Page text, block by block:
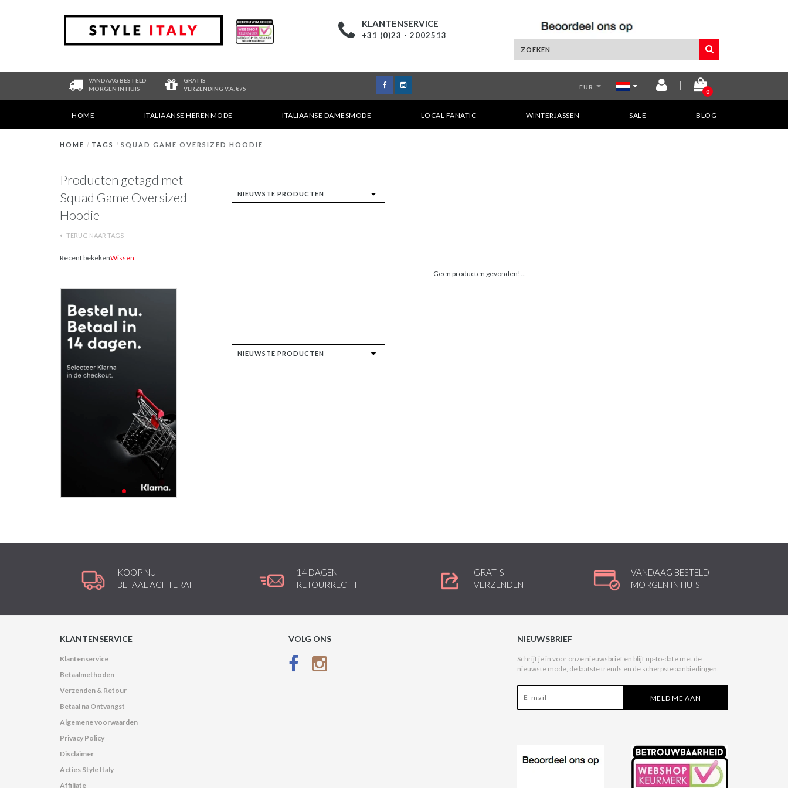
KLANTENSERVICE
+31 (0)23 - 2002513
VANDAAG BESTELD
MORGEN IN HUIS
GRATIS
VERZENDING V.A. €75
EUR
0
HOME ITALIAANSE HERENMODE ITALIAANSE DAMESMODE LOCAL FANATIC WINTERJASSEN SALE BLOG
HOME / TAGS / SQUAD GAME OVERSIZED HOODIE
Producten getagd met
Squad Game Oversized
Hoodie
TERUG NAAR TAGS
Recent bekekenWissen
Geen producten gevonden!...
KOOP NU
BETAAL ACHTERAF
14 DAGEN
RETOURRECHT
GRATIS
VERZENDEN
VANDAAG BESTELD
MORGEN IN HUIS
KLANTENSERVICE
Klantenservice
Betaalmethoden
Verzenden & Retour
Betaal na Ontvangst
Algemene voorwaarden
Privacy Policy
Disclaimer
Acties Style Italy
Affiliate
VOLG ONS NIEUWSBRIEF
Schrijf je in voor onze nieuwsbrief en blijf up-to-date met de
nieuwste mode, de laatste trends en de scherpste aanbiedingen.
MELD ME AAN